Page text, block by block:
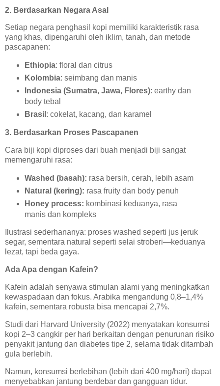
2. Berdasarkan Negara Asal
Setiap negara penghasil kopi memiliki karakteristik rasa
yang khas, dipengaruhi oleh iklim, tanah, dan metode
pascapanen:
Ethiopia: floral dan citrus
Kolombia: seimbang dan manis
Indonesia (Sumatra, Jawa, Flores): earthy dan
body tebal
Brasil : cokelat, kacang, dan karamel
3. Berdasarkan Proses Pascapanen
Cara biji kopi diproses dari buah menjadi biji sangat
memengaruhi rasa:
Washed (basah): rasa bersih, cerah, lebih asam
Natural (kering): rasa fruity dan body penuh
Honey process: kombinasi keduanya, rasa
manis dan kompleks
Ilustrasi sederhananya: proses washed seperti jus jeruk
segar, sementara natural seperti selai stroberi—keduanya
lezat, tapi beda gaya.
Ada Apa dengan Kafein?
Kafein adalah senyawa stimulan alami yang meningkatkan
kewaspadaan dan fokus. Arabika mengandung 0,8–1,4%
kafein, sementara robusta bisa mencapai 2,7%.
Studi dari Harvard University (2022) menyatakan konsumsi
kopi 2–3 cangkir per hari berkaitan dengan penurunan risiko
penyakit jantung dan diabetes tipe 2, selama tidak ditambah
gula berlebih.
Namun, konsumsi berlebihan (lebih dari 400 mg/hari) dapat
menyebabkan jantung berdebar dan gangguan tidur.